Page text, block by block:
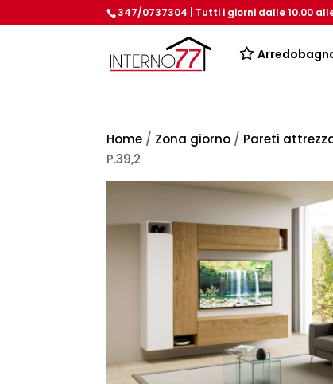
347/0737304 | Tutti i giorni dalle 10.00
Home / Zona giorno / Pareti
P.39,2